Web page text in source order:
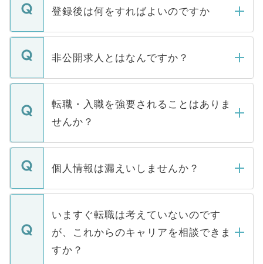
登録後は何をすればよいのですか
ご登録いただきましたら、弊社担当者がご
登録内容を確認し、その後メールもしくは
ます。通常、5営業日以内にはご連絡をせて
いただきますので、しばらくお待ちくださ
非公開求人とはなんですか？
マイナビDOCTORで取り扱っている求人の
うち約3割は、Webサイトからご覧いただ
けない「非公開求人」です。非公開求人は
下記の理由によって、一般には公開してい
ません。
■応募殺到を避けるため 人気のある医療機
関を公にしてしまうと、応募が殺到する場
に、医療機関が求める条件に合った人材の
みを人材紹介会社に依頼するケースが増え
ています。
転職・入職を強要されることはありま
せんか？
転職・入職を強要することは一切ありませ
ん。また、仮に応募先から内定をいただい
定を承諾する必要はありません。内定先へ
の辞退の連絡はキャリアパートナーが行い
個人情報は漏えいしませんか？
個人情報が漏えいすることはありませんの
で、ご安心ください。当サイトからの登録
などで収集したご登録者様の個人情報は、
ご本人のキャリアアップおよび転職活動の
支援を目的に使用いたします。お預かりし
いますぐ転職は考えていないのです
が、これからのキャリアを相談できま
すか？